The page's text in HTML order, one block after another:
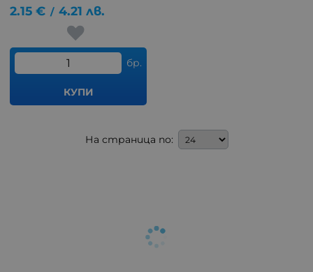
2.15 € / 4.21 лв.
бр.
КУПИ
На страница по: